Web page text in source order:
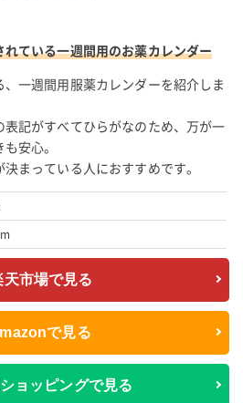
ている一週間用のお薬カレンダー
一週間用服薬カレンダーを紹介しま
表記がすべてひらがなのため、万が一
安心。
まっている人におすすめです。
天市場で見る
で見る
ョッピングで見る